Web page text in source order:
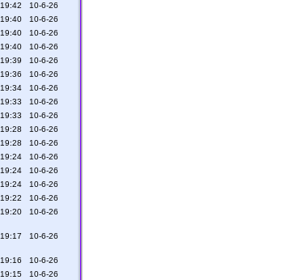
10-6-26 19:42
10-6-26 19:40
10-6-26 19:40
10-6-26 19:40
10-6-26 19:39
10-6-26 19:36
10-6-26 19:34
10-6-26 19:33
10-6-26 19:33
10-6-26 19:28
10-6-26 19:28
10-6-26 19:24
10-6-26 19:24
10-6-26 19:24
10-6-26 19:22
10-6-26 19:20
10-6-26 19:17
10-6-26 19:16
10-6-26 19:15